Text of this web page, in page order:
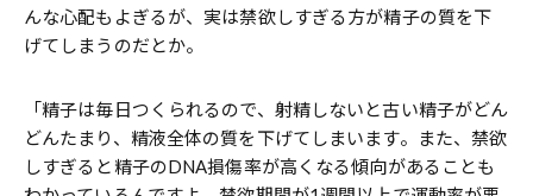
んな心配もよぎるが、実は禁欲しすぎる方が精子の質を下
げてしまうのだとか。
「精子は毎日つくられるので、射精しないと古い精子がどん
どんたまり、精液全体の質を下げてしまいます。また、禁欲
しすぎると精子のDNA損傷率が高くなる傾向があることも